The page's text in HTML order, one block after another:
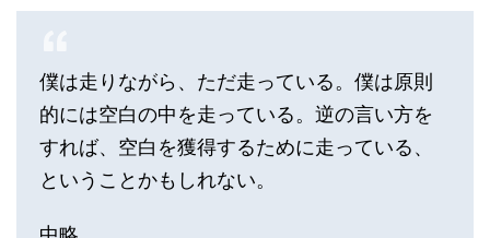
僕は走りながら、ただ走っている。僕は原則
的には空白の中を走っている。逆の言い方を
すれば、空白を獲得するために走っている、
ということかもしれない。